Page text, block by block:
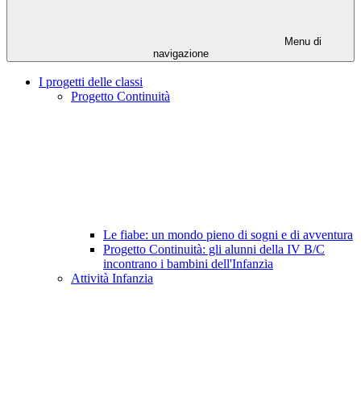
Menu di
navigazione
I progetti delle classi
Progetto Continuità
Le fiabe: un mondo pieno di sogni e di avventura
Progetto Continuità: gli alunni della IV B/C
incontrano i bambini dell'Infanzia
Attività Infanzia